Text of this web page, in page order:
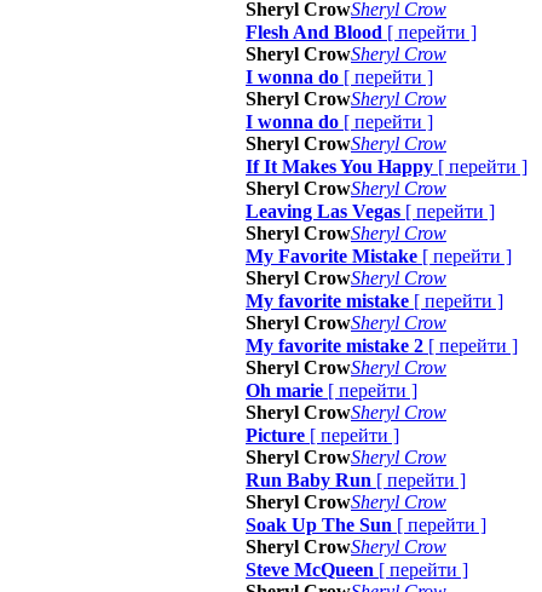
Sheryl CrowSheryl Crow
Flesh And Blood [ перейти ]
Sheryl CrowSheryl Crow
I wonna do [ перейти ]
Sheryl CrowSheryl Crow
I wonna do [ перейти ]
Sheryl CrowSheryl Crow
If It Makes You Happy [ перейти ]
Sheryl CrowSheryl Crow
Leaving Las Vegas [ перейти ]
Sheryl CrowSheryl Crow
My Favorite Mistake [ перейти ]
Sheryl CrowSheryl Crow
My favorite mistake [ перейти ]
Sheryl CrowSheryl Crow
My favorite mistake 2 [ перейти ]
Sheryl CrowSheryl Crow
Oh marie [ перейти ]
Sheryl CrowSheryl Crow
Picture [ перейти ]
Sheryl CrowSheryl Crow
Run Baby Run [ перейти ]
Sheryl CrowSheryl Crow
Soak Up The Sun [ перейти ]
Sheryl CrowSheryl Crow
Steve McQueen [ перейти ]